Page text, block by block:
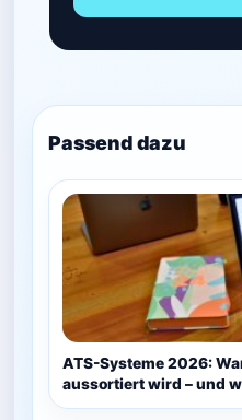
Passend dazu
ATS-Systeme 2026:
aussortiert wird – und